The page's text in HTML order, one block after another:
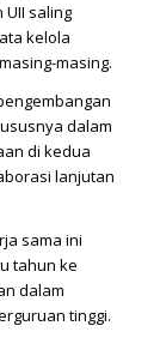
UII saling
kelola
masing.
dalam
di kedua
lanjutan
sama ini
tahun ke
dalam
tinggi.